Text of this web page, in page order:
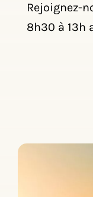
Rejoignez-
8h30 à 13h